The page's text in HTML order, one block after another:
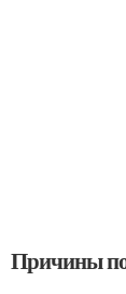
Причины